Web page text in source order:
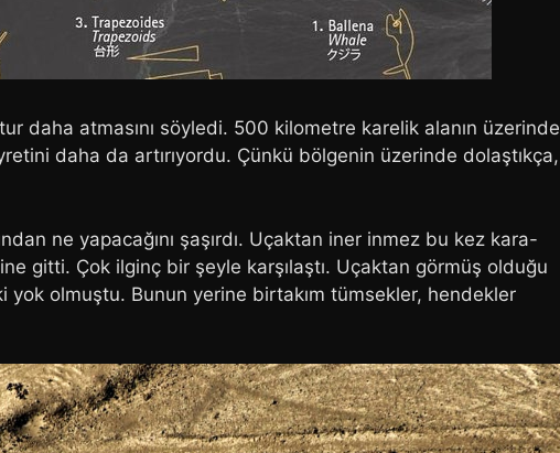
daha atmasını söyledi. 500 kilometre karelik alanın üzerinde
daha da artırıyordu. Çünkü bölgenin üzerinde dolaştıkça,
ne yapacağını şaşırdı. Uçaktan iner inmez bu kez kara-
gitti. Çok ilginç bir şeyle karşılaştı. Uçaktan görmüş olduğu
yok olmuştu. Bunun yerine birtakım tümsekler, hendekler